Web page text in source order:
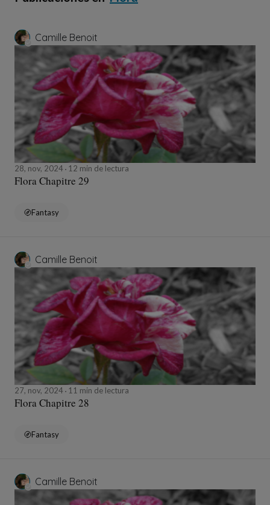
Camille Benoit
28, nov, 2024 12 min de lectura
Flora Chapitre 29
Fantasy
Camille Benoit
27, nov, 2024 11 min de lectura
Flora Chapitre 28
Fantasy
Camille Benoit